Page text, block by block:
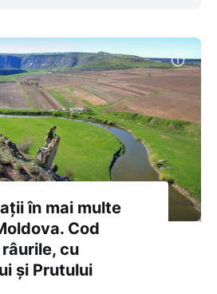
în mai multe
Cod
cu
și Prutului